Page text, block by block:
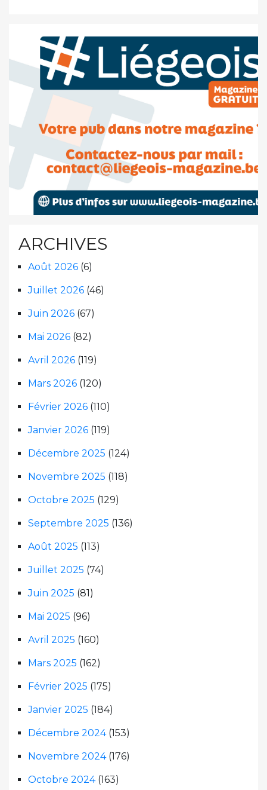
ARCHIVES
Août 2026 (6)
Juillet 2026 (46)
Juin 2026 (67)
Mai 2026 (82)
Avril 2026 (119)
Mars 2026 (120)
Février 2026 (110)
Janvier 2026 (119)
Décembre 2025 (124)
Novembre 2025 (118)
Octobre 2025 (129)
Septembre 2025 (136)
Août 2025 (113)
Juillet 2025 (74)
Juin 2025 (81)
Mai 2025 (96)
Avril 2025 (160)
Mars 2025 (162)
Février 2025 (175)
Janvier 2025 (184)
Décembre 2024(153)
Novembre 2024(176)
Octobre 2024(163)